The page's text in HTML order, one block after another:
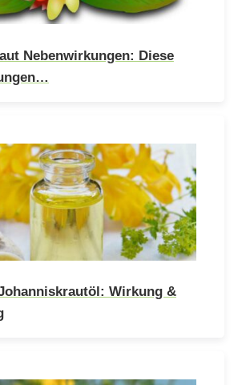
Nebenwirkungen: Diese
Wirkung &